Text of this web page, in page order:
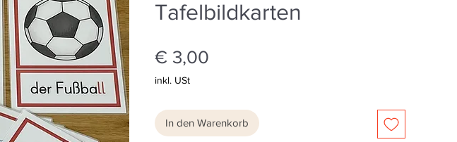
Tafelbildkarten
€ 3,00
inkl. USt
In den Warenkorb